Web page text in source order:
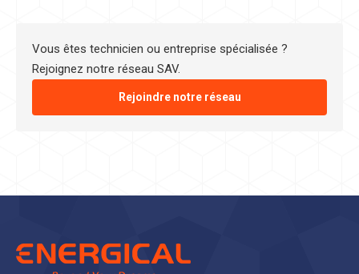
Vous êtes technicien ou entreprise spécialisée ?
Rejoignez notre réseau SAV.
Rejoindre notre réseau